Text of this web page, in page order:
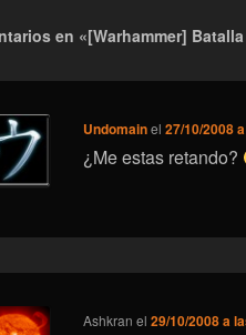
en «[Warhammer]
Undomainel27/10/2008
¿Me estas retando?
Ashkran el29/10/2008 a